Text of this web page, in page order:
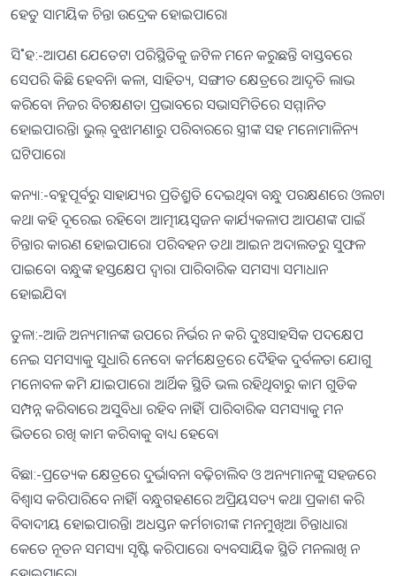
ହେତୁ ସାମୟିକ ଚିନ୍ତା ଉଦ୍ରେକ ହୋଇପାରେ।
ସି˚ହ:-ଆପଣ ଯେତେଟା ପରିସ୍ଥିତିକୁ ଜଟିଳ ମନେ କରୁଛନ୍ତି ବାସ୍ତବରେ
ସେପରି କିଛି ହେବନି। କଳା, ସାହିତ୍ୟ, ସଙ୍ଗୀତ କ୍ଷେତ୍ରରେ ଆଦୃତି ଲାଭ
କରିବେ। ନିଜର ବିଚକ୍ଷଣତା ପ୍ରଭାବରେ ସଭାସମିତିରେ ସମ୍ମାନିତ
ହୋଇପାରନ୍ତି। ଭୁଲ୍‌ ବୁଝାମଣାରୁ ପରିବାରରେ ସ୍ତ୍ରୀଙ୍କ ସହ ମନୋମାଳିନ୍ୟ
ଘଟିପାରେ।
କନ୍ୟା:-ବହୁପୂର୍ବରୁ ସାହାଯ୍ୟର ପ୍ରତିଶ୍ରୁତି ଦେଇଥିବା ବନ୍ଧୁ ପରକ୍ଷଣରେ ଓଲଟା
କଥା କହି ଦୂରେଇ ରହିବେ। ଆତ୍ମୀୟସ୍ବଜନ କାର୍ଯ୍ୟକଳାପ ଆପଣଙ୍କ ପାଇଁ
ଚିନ୍ତାର କାରଣ ହୋଇପାରେ। ପରିବହନ ତଥା ଆଇନ ଅଦାଲତରୁ ସୁଫଳ
ପାଇବେ। ବନ୍ଧୁଙ୍କ ହସ୍ତକ୍ଷେପ ଦ୍ୱାରା ପାରିବାରିକ ସମସ୍ୟା ସମାଧାନ
ହୋଇଯିବ।
ତୁଳା:-ଆଜି ଅନ୍ୟମାନଙ୍କ ଉପରେ ନିର୍ଭର ନ କରି ଦୁଃସାହସିକ ପଦକ୍ଷେପ
ନେଇ ସମସ୍ୟାକୁ ସୁଧାରି ନେବେ। କର୍ମକ୍ଷେତ୍ରରେ ଦୈହିକ ଦୁର୍ବଳତା ଯୋଗୁ
ମନୋବଳ କମି ଯାଇପାରେ। ଆର୍ଥିକ ସ୍ଥିତି ଭଲ ରହିଥିବାରୁ କାମ ଗୁଡିକ
ସମ୍ପନ୍ନ କରିବାରେ ଅସୁବିଧା ରହିବ ନାହିଁ। ପାରିବାରିକ ସମସ୍ୟାକୁ ମନ
ଭିତରେ ରଖି କାମ କରିବାକୁ ବାଧ୍ୟ ହେବେ।
ବିଛା:-ପ୍ରତ୍ୟେକ କ୍ଷେତ୍ରରେ ଦୁର୍ଭାବନା ବଢ଼ିଚାଲିବ ଓ ଅନ୍ୟମାନଙ୍କୁ ସହଜରେ
ବିଶ୍ୱାସ କରିପାରିବେ ନାହିଁ। ବନ୍ଧୁଗହଣରେ ଅପ୍ରିୟସତ୍ୟ କଥା ପ୍ରକାଶ କରି
ବିବାଦୀୟ ହୋଇପାରନ୍ତି। ଅଧସ୍ତନ କର୍ମଚାରୀଙ୍କ ମନମୁଖିଆ ଚିନ୍ତାଧାରା
କେତେ ନୂତନ ସମସ୍ୟା ସୃଷ୍ଟି କରିପାରେ। ବ୍ୟବସାୟିକ ସ୍ଥିତି ମନଲାଖି ନ